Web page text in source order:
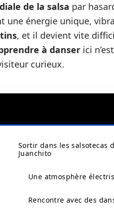
de la salsa par
une énergie unique,
, et il devient vite
à danser ici
curieux.
Sortir dans les salsotecas
Juanchito
Une atmosphère
Rencontre avec des